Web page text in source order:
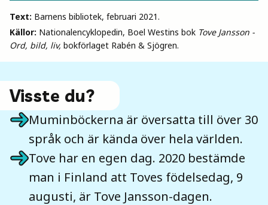
Text: Barnens bibliotek, februari 2021.
Källor: Nationalencyklopedin, Boel Westins bok Tove Jansson -
Ord, bild, liv, bokförlaget Rabén & Sjögren.
Visste du?
Muminböckerna är översatta till över 30
språk och är kända över hela världen.
Tove har en egen dag. 2020 bestämde
man i Finland att Toves födelsedag, 9
augusti, är Tove Jansson-dagen.